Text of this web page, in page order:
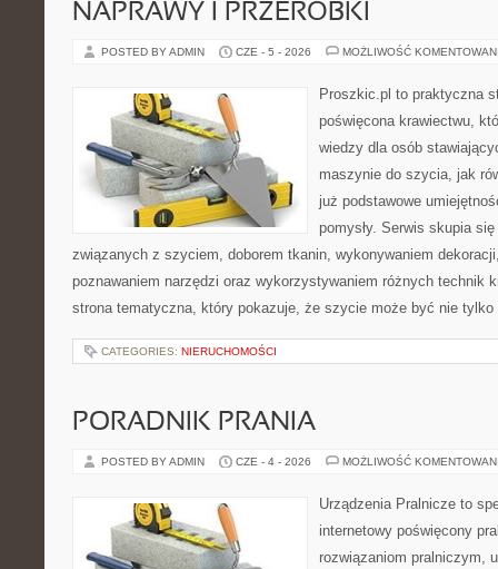
NAPRAWY I PRZERÓBKI
POSTED BY ADMIN CZE - 5 - 2026 MOŻLIWOŚĆ
Proszkic.pl to praktyczna
poświęcona krawiectwu,
wiedzy dla osób
maszynie do szycia, jak
już podstawowe
pomysły. Serwis skupia
związanych z szyciem, doborem tkanin, wykonywaniem
poznawaniem narzędzi oraz wykorzystywaniem różnych technik
strona tematyczna, który pokazuje, że szycie może być nie
CATEGORIES: NIERUCHOMOŚCI
PORADNIK PRANIA
POSTED BY ADMIN CZE - 4 - 2026 MOŻLIWOŚĆ
Urządzenia Pralnicze to
internetowy poświęcony
rozwiązaniom pralniczym,